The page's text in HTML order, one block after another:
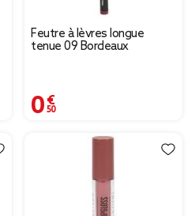
Feutre à lèvres longue
tenue 09 Bordeaux
0,50 €